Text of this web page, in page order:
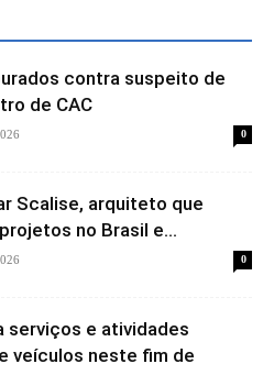
contra suspeito de
de CAC
0
Scalise, arquiteto que
no Brasil e...
0
serviços e atividades
veículos neste fim de